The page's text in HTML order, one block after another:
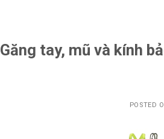
Găng tay, mũ và kính
POSTED